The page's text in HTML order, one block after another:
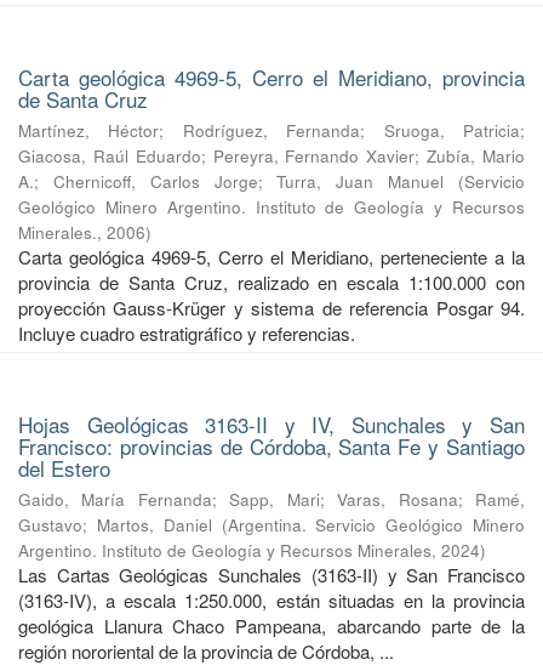
Carta geológica 4969-5, Cerro el Meridiano, provincia
de Santa Cruz
Martínez, Héctor; Rodríguez, Fernanda; Sruoga, Patricia;
Giacosa, Raúl Eduardo; Pereyra, Fernando Xavier;Zubía, Mario
A.; Chernicoff, Carlos Jorge;Turra, Juan Manuel (Servicio
Geológico Minero Argentino. Instituto de Geología y Recursos
Minerales., 2006)
Carta geológica 4969-5, Cerro el Meridiano, perteneciente a la
provincia de Santa Cruz, realizado en escala 1:100.000 con
proyección Gauss-Krüger y sistema de referencia Posgar 94.
Incluye cuadro estratigráfico y referencias.
Hojas Geológicas 3163-II y IV, Sunchales y San
Francisco: provincias de Córdoba, Santa Fe y Santiago
del Estero
Gaido, María Fernanda;Sapp, Mari;Varas, Rosana; Ramé,
Gustavo; Martos, Daniel (Argentina. Servicio Geológico Minero
Argentino. Instituto de Geología y Recursos Minerales, 2024)
Las Cartas Geológicas Sunchales (3163-II) y San Francisco
(3163-IV), a escala 1:250.000, están situadas en la provincia
geológica Llanura Chaco Pampeana, abarcando parte de la
región nororiental de la provincia de Córdoba, ...